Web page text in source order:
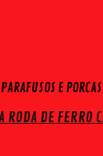
PARAFUSOS E PORCAS
RODA DE FERRO